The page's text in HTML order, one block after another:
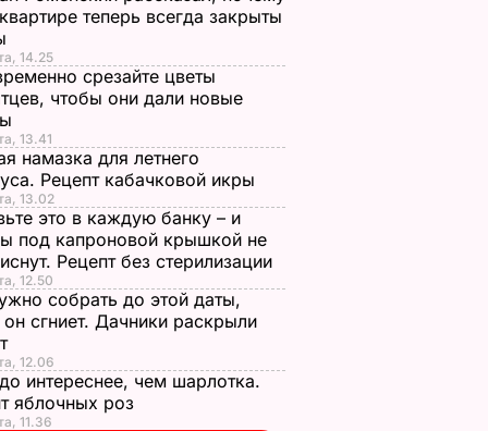
теперь всегда закрыты
14.25
срезайте цветы
чтобы они дали новые
13.41
намазка для летнего
Рецепт кабачковой икры
13.02
это в каждую банку – и
под капроновой крышкой не
Рецепт без стерилизации
12.50
собрать до этой даты,
он сгниет. Дачники раскрыли
12.06
интереснее, чем шарлотка.
яблочных роз
11.36